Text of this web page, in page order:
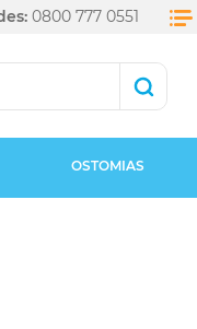
0800 777 0551
OSTOMIAS